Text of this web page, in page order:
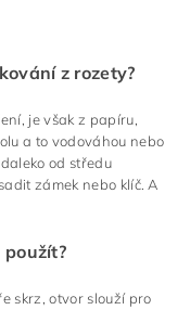
z rozety?
je však z papíru,
a to vodováhou nebo
od středu
zámek nebo klíč. A
skrz, otvor slouží pro